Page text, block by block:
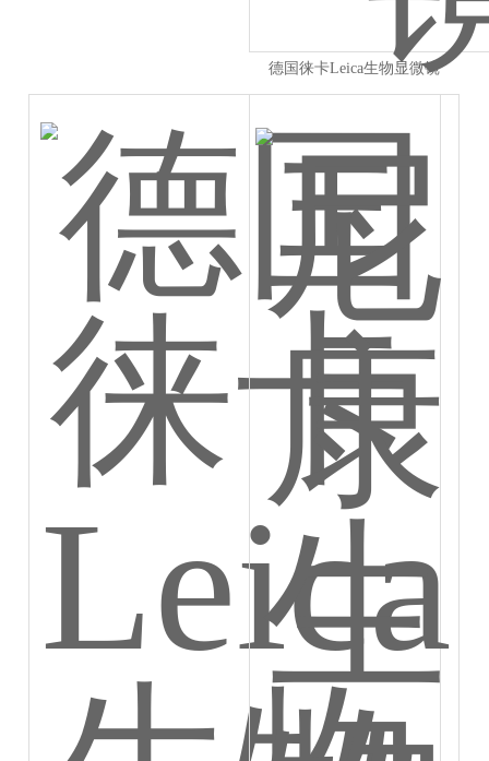
德国徕卡Leica生物显微镜